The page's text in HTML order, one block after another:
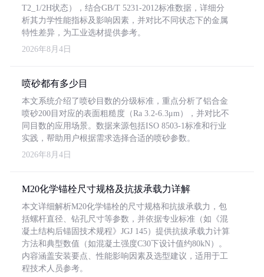
T2_1/2H状态），结合GB/T 5231-2012标准数据，详细分
析其力学性能指标及影响因素，并对比不同状态下的金属
特性差异，为工业选材提供参考。
2026年8月4日
喷砂都有多少目
本文系统介绍了喷砂目数的分级标准，重点分析了铝合金
喷砂200目对应的表面粗糙度（Ra 3.2-6.3μm），并对比不
同目数的应用场景。数据来源包括ISO 8503-1标准和行业
实践，帮助用户根据需求选择合适的喷砂参数。
2026年8月4日
M20化学锚栓尺寸规格及抗拔承载力详解
本文详细解析M20化学锚栓的尺寸规格和抗拔承载力，包
括螺杆直径、钻孔尺寸等参数，并依据专业标准（如《混
凝土结构后锚固技术规程》JGJ 145）提供抗拔承载力计算
方法和典型数值（如混凝土强度C30下设计值约80kN）。
内容涵盖安装要点、性能影响因素及选型建议，适用于工
程技术人员参考。